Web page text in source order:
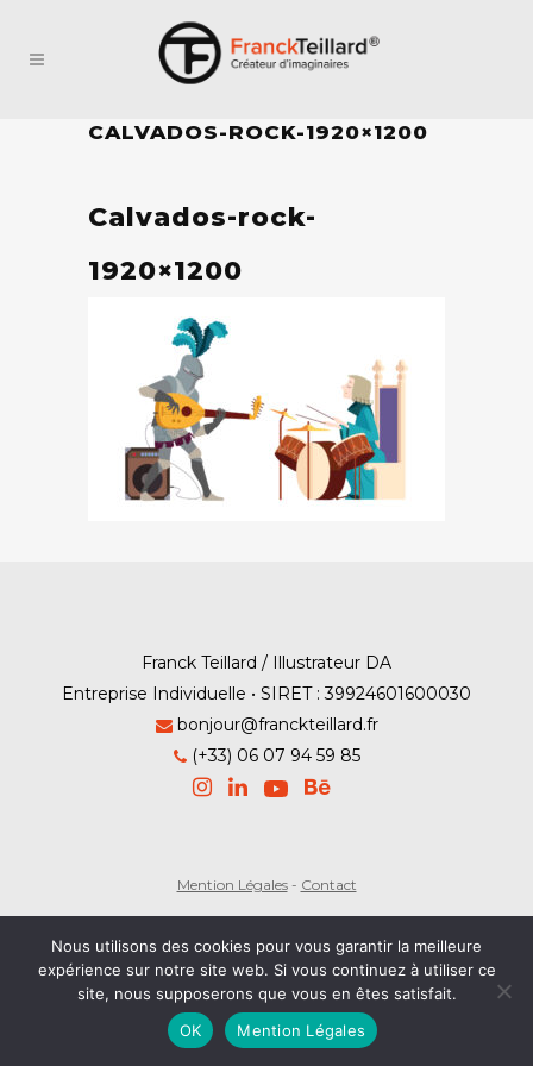
CALVADOS-ROCK-1920×1200
Calvados-rock-
1920×1200
Franck Teillard / Illustrateur DA
Entreprise Individuelle • SIRET : 39924601600030
bonjour@franckteillard.fr
(+33) 06 07 94 59 85
Mention Légales- Contact
Nous utilisons des cookies pour vous garantir la meilleure
expérience sur notre site web. Si vous continuez à utiliser ce
site, nous supposerons que vous en êtes satisfait.
OK
Mention Légales